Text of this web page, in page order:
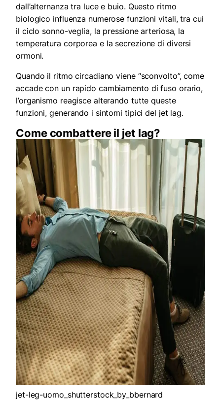
dall’alternanza tra luce e buio. Questo ritmo
biologico influenza numerose funzioni vitali, tra cui
il ciclo sonno-veglia, la pressione arteriosa, la
temperatura corporea e la secrezione di diversi
ormoni.
Quando il ritmo circadiano viene “sconvolto”, come
accade con un rapido cambiamento di fuso orario,
l’organismo reagisce alterando tutte queste
funzioni, generando i sintomi tipici del jet lag.
Come combattere il jet lag?
jet-leg-uomo_shutterstock_by_bbernard